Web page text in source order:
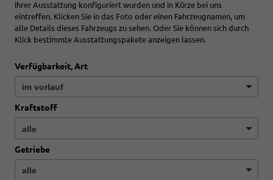
ihrer Ausstattung konfiguriert wurden und in Kürze bei uns
eintreffen. Klicken Sie in das Foto oder einen Fahrzeugnamen, um
alle Details dieses Fahrzeugs zu sehen. Oder Sie können sich durch
Klick bestimmte Ausstattungspakete anzeigen lassen.
Verfügbarkeit, Art
Kraftstoff
Getriebe